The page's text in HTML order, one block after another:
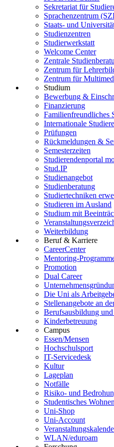
Sekretariat für
Sprachenzentrum
Staats- und
Studienzentren
Studierwerkstatt
Welcome Center
Zentrale
Zentrum für
Zentrum für
Studium
Bewerbung &
Finanzierung
Familienfreundliches
Internationale
Prüfungen
Rückmeldungen &
Semesterzeiten
Studierendenportal
Stud.IP
Studienangebot
Studienberatung
Studiertechniken
Studieren im Ausland
Studium mit
Weiterbildung
Beruf & Karriere
CareerCenter
Mentoring-
Promotion
Dual Career
Die Uni als
Stellenangebote an
Berufsausbildung
Kinderbetreuung
Campus
Essen/Mensen
Hochschulsport
IT-Servicedesk
Kultur
Lageplan
Notfälle
Risiko- und
Studentisches Wohnen
Uni-Shop
Uni-Account
WLAN/eduroam